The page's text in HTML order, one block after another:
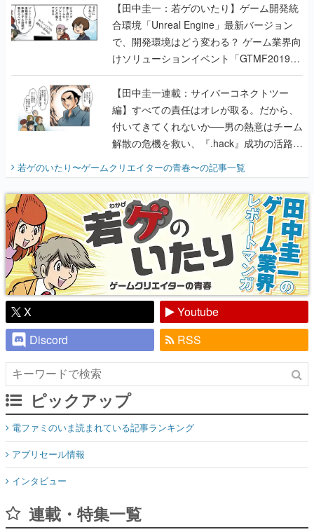
【田中圭一：若ゲのいたり】ゲーム開発統
合環境「Unreal Engine」最新バージョン
で、開発環境はどう変わる？ ゲーム業界向
けソリューションイベント「GTMF2019」
に行って、より理解を深めよう【PR】
【田中圭一連載：サイバーコネクトツー
編】すべての責任はオレが取る。だから、
付いてきてくれないか──男の熱意はチーム
解散の危機を救い、『.hack』成功の活路を
開く。業界の快男児・松山 洋に流れる血は
『少年ジャンプ』色だった【若ゲのいた
り】
若ゲのいたり〜ゲームクリエイターの青春〜の記事一覧
X
Youtube
Discord
RSS
ピックアップ
電ファミのいま読まれている記事ランキング
アプリセール情報
インタビュー
連載・特集一覧